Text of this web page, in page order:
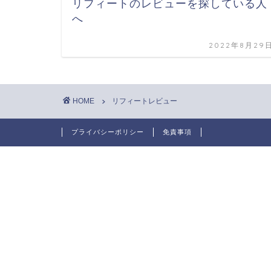
リフィートのレビューを探している人
へ
2022年8月29
HOME リフィートレビュー
プライバシーポリシー 免責事項